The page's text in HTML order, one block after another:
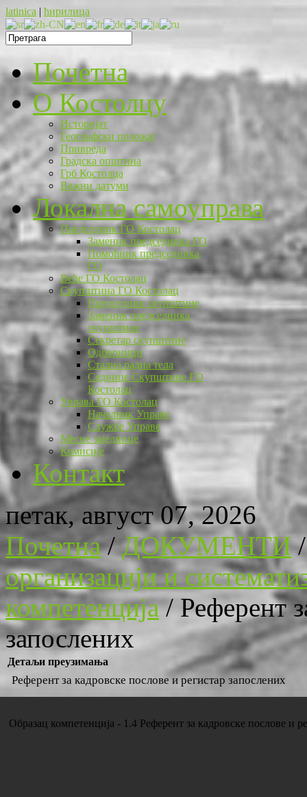
latinica | ћирилица
Почетна
O Костолцу
Историјат
Географски положај
Привреда
Градска општина
Грб Костолца
Важни датуми
Локална самоуправа
Председник ГО Костолац
Заменик председника ГО
Помоћник председника
ГО
Веће ГО Костолац
Скупштина ГО Костолац
Председник скупштине
Заменик председника
скупштине
Секретар скупштине
Одборници
Стална радна тела
Седнице Скупштине ГО
Костолац
Управа ГО Костолац
Начелник Управе
Службе Управе
Месне заједнице
Комисије
Контакт
петак, август 07, 2026
Почетна/ДОКУМЕНТИ
организацији и
компетенција/Референт
запослених
Детаљи преузимања
Референт за кадровске послове и регистар запослених
Образац компетенција - 1.4 Референт за кадровске послове и